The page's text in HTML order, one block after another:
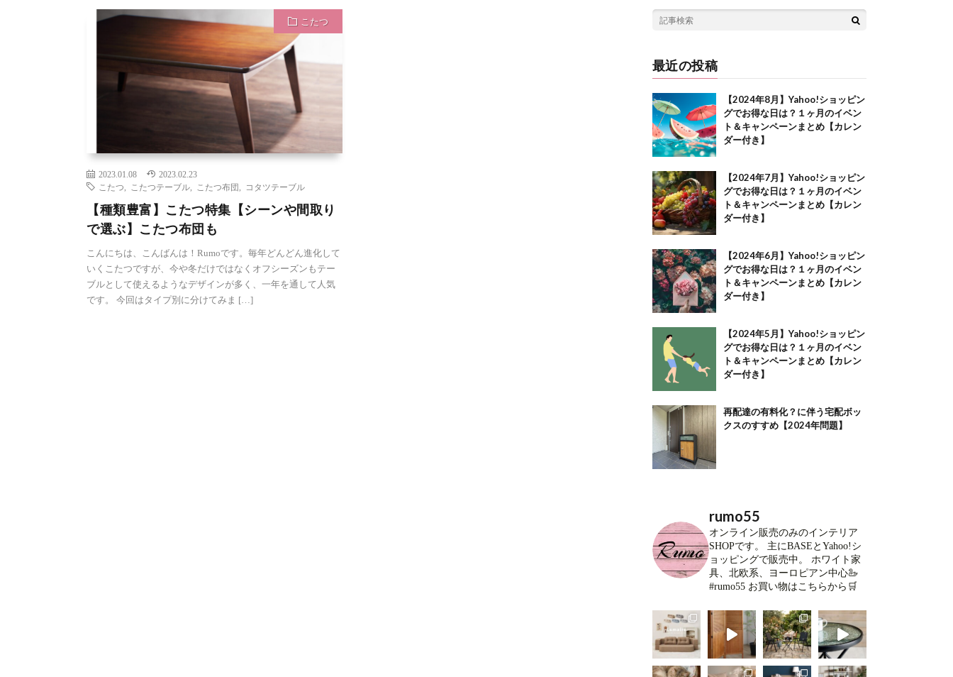
こたつ
2023.01.08
2023.02.23
こたつ
こたつテーブル こたつ布団 コタツテーブル
【種類豊富】こたつ特集【シーンや間取り
で選ぶ】こたつ布団も
こんにちは、こんばんは！Rumoです。毎年どんどん進化して
いくこたつですが、今や冬だけではなくオフシーズンもテー
ブルとして使えるようなデザインが多く、一年を通して人気
です。 今回はタイプ別に分けてみま […]
最近の投稿
【2024年8月】Yahoo!ショッピン
グでお得な日は？１ヶ月のイベン
ト＆キャンペーンまとめ【カレン
ダー付き】
【2024年7月】Yahoo!ショッピン
グでお得な日は？１ヶ月のイベン
ト＆キャンペーンまとめ【カレン
ダー付き】
【2024年6月】Yahoo!ショッピン
グでお得な日は？１ヶ月のイベン
ト＆キャンペーンまとめ【カレン
ダー付き】
【2024年5月】Yahoo!ショッピン
グでお得な日は？１ヶ月のイベン
ト＆キャンペーンまとめ【カレン
ダー付き】
再配達の有料化？に伴う宅配ボッ
クスのすすめ【2024年問題】
rumo55
オンライン販売のみのインテリア
SHOPです。
主にBASEとYahoo!シ
ョッピングで販売中。
ホワイト家
具、北欧系、ヨーロピアン中心🦢
#rumo55お買い物はこちらから🛒